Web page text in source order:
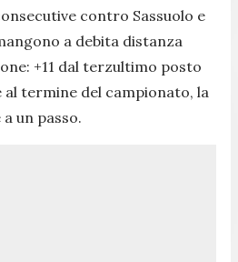
contro Sassuolo e
a debita distanza
+11 dal terzultimo posto
termine del campionato, la
un passo.